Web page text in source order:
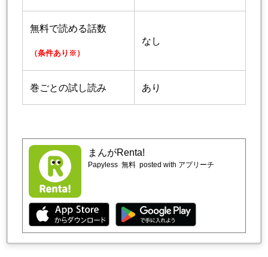
無料で読める話数
（条件あり※）
なし
巻ごとの試し読み あり
まんがRenta!
Papyless 無料 posted with アプリーチ